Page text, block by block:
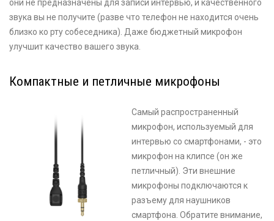
они не предназначены для записи интервью, и качественного
звука вы не получите (разве что телефон не находится очень
близко ко рту собеседника). Даже бюджетный микрофон
улучшит качество вашего звука.
Компактные и петличные микрофоны
Самый распространенный
микрофон, используемый для
интервью со смартфонами, - это
микрофон на клипсе (он же
петличный). Эти внешние
микрофоны подключаются к
разъему для наушников
смартфона. Обратите внимание,